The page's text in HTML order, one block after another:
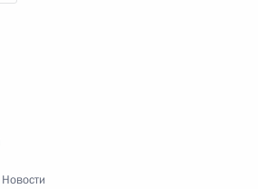
Новости